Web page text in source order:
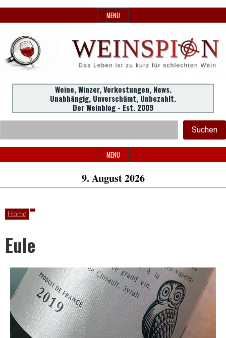
to
MENU
WeinSpion
|
Das
Leben
ist
zu
Weine,
Winzer,
Verkostungen.
Header
Widget
Area
Weine, Winzer, Verkostungen, News.
Unabhängig, Unverschämt, Unbezahlt.
Der Weinblog - Est. 2009
Suchen
MENU
9. August 2026
Home
Eule